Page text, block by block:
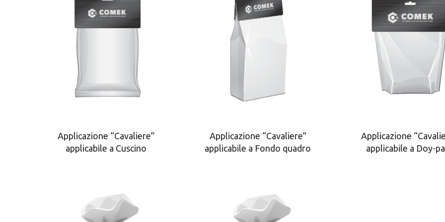
Applicazione “Cavaliere”
applicabile a Cuscino
Applicazione “Cavaliere”
applicabile a Fondo quadro
Applicazione
applicabile a Doy-